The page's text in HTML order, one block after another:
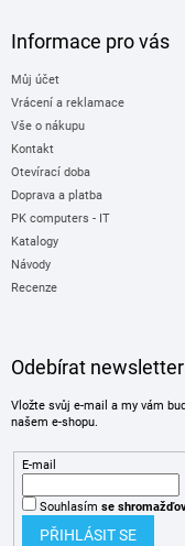
Informace pro vás
Můj účet
Vrácení a reklamace
Vše o nákupu
Kontakt
Otevírací doba
Doprava a platba
PK computers - IT
Katalogy
Návody
Recenze
Odebírat newsletter
Vložte svůj e-mail a my vám
našem e-shopu.
E-mail
Souhlasím se
PŘIHLÁSIT SE